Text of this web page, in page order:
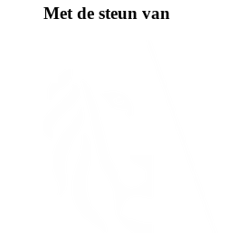
Met de steun van